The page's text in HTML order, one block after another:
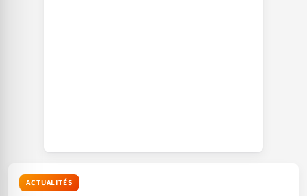
ACTUALITÉS